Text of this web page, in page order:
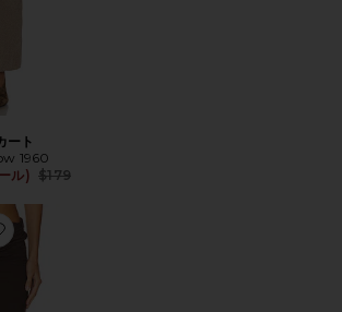
ート
1960
ル) Previous price:
$179
WHITTNEY スカート